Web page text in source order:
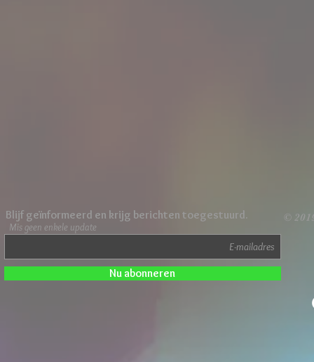
©
Blijf geïnformeerd en krijg berichten toegestuurd.
Mis geen enkele update
Nu abonneren